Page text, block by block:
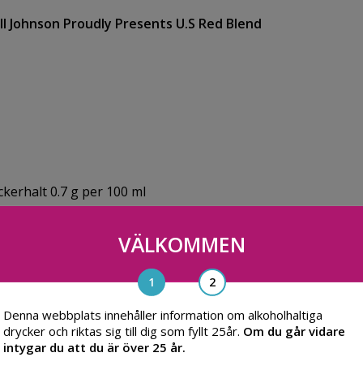
Johnson Proudly Presents U.S Red Blend
0.7 g per 100 ml
Johnson Proudly Presents Organic Prosecco Brut
VÄLKOMMEN
Denna webbplats innehåller information om alkoholhaltiga
drycker och riktas sig till dig som fyllt 25år. Om du går vidare
intygar du att du är över 25 år.